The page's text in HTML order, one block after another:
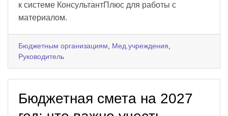
к системе КонсультантПлюс для работы с
материалом.
Бюджетным организациям, Мед.учреждения,
Руководитель
Бюджетная смета на 2027